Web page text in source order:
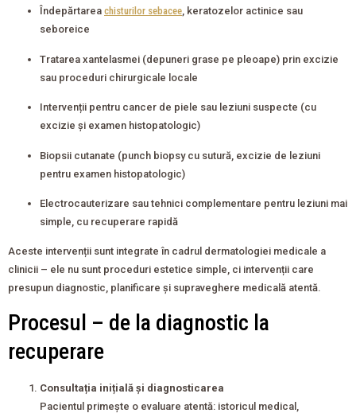
Îndepărtarea chisturilor sebacee, keratozelor actinice sau
seboreice
Tratarea xantelasmei (depuneri grase pe pleoape) prin excizie
sau proceduri chirurgicale locale
Intervenții pentru cancer de piele sau leziuni suspecte (cu
excizie și examen histopatologic)
Biopsii cutanate (punch biopsy cu sutură, excizie de leziuni
pentru examen histopatologic)
Electrocauterizare sau tehnici complementare pentru leziuni mai
simple, cu recuperare rapidă
Aceste intervenții sunt integrate în cadrul dermatologiei medicale a
clinicii – ele nu sunt proceduri estetice simple, ci intervenții care
presupun diagnostic, planificare și supraveghere medicală atentă.
Procesul – de la diagnostic la
recuperare
Consultația inițială și diagnosticarea
Pacientul primește o evaluare atentă: istoricul medical,